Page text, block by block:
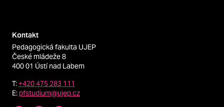
Kontakt
Pedagogická fakulta UJEP
České mládeže 8
400 01 Ústí nad Labem
T:+420 475 283 111
E:pfstudium@ujep.cz